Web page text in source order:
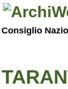
Consiglio